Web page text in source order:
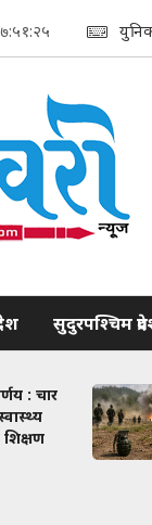
सुदुरपश्चिम
: चार
शिक्षण